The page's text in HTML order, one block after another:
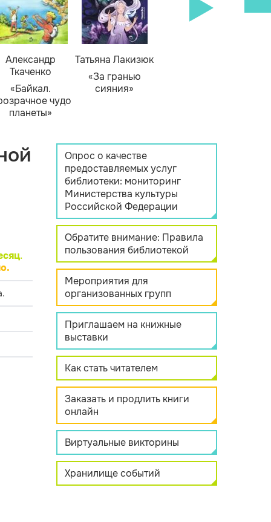
Александр
Ткаченко
«Байкал.
чудо
планеты»
Татьяна Лакизюк
«За гранью
сияния»
.
Опрос о качестве
предоставляемых услуг
библиотеки: мониторинг
Министерства культуры
Российской Федерации
Обратите внимание: Правила
пользования библиотекой
Мероприятия для
организованных групп
Приглашаем на книжные
выставки
Как стать читателем
Заказать и продлить книги
онлайн
Виртуальные викторины
Хранилище событий